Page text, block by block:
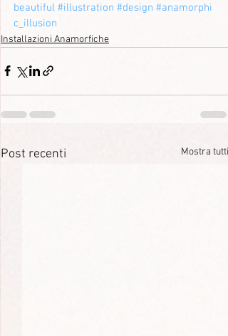
beautiful #illustration #design #anamorphi
c_illusion
Installazioni Anamorfiche
Post recenti Mostra tutti